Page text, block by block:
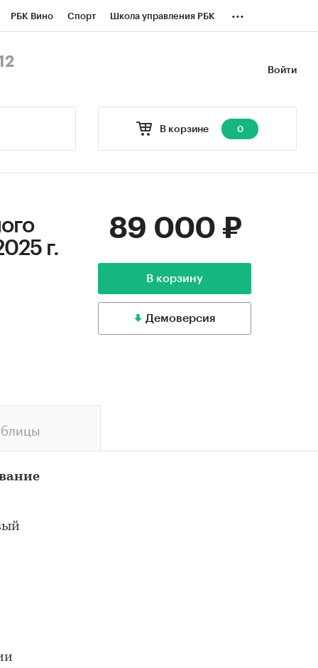
РБК Вино Спорт Школа управления РБК ...
Войти
В корзине 0
г.
89 000 ₽
В корзину
Демоверсия